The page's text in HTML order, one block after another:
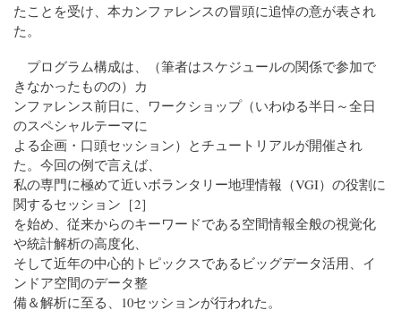
たことを受け、本カンファレンスの冒頭に追悼の意が表され
た。
プログラム構成は、（筆者はスケジュールの関係で参加で
きなかったものの）カ
ンファレンス前日に、ワークショップ（いわゆる半日～全日
のスペシャルテーマに
よる企画・口頭セッション）とチュートリアルが開催され
た。今回の例で言えば、
私の専門に極めて近いボランタリー地理情報（VGI）の役割に
関するセッション［2］
を始め、従来からのキーワードである空間情報全般の視覚化
や統計解析の高度化、
そして近年の中心的トピックスであるビッグデータ活用、イ
ンドア空間のデータ整
備＆解析に至る、10セッションが行われた。